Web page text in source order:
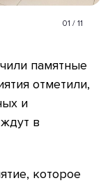
01 / 11
памятные
отметили,
и
в
которое